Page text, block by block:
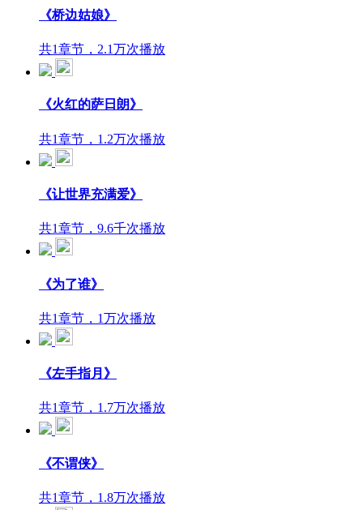
《桥边姑娘》
共1章节，2.1万次播放
《火红的萨日朗》
共1章节，1.2万次播放
《让世界充满爱》
共1章节，9.6千次播放
《为了谁》
共1章节，1万次播放
《左手指月》
共1章节，1.7万次播放
《不谓侠》
共1章节，1.8万次播放